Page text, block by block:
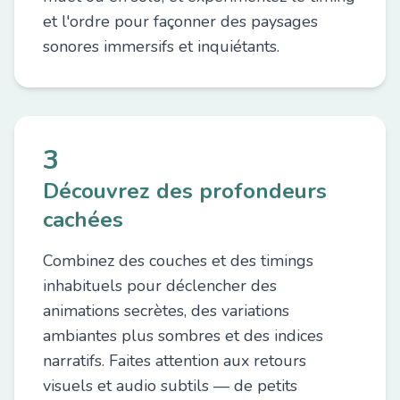
et l'ordre pour façonner des paysages
sonores immersifs et inquiétants.
3
Découvrez des profondeurs
cachées
Combinez des couches et des timings
inhabituels pour déclencher des
animations secrètes, des variations
ambiantes plus sombres et des indices
narratifs. Faites attention aux retours
visuels et audio subtils — de petits